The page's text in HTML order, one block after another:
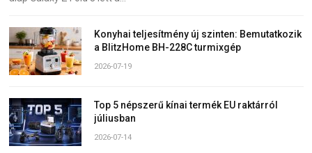
Konyhai teljesítmény új szinten: Bemutatkozik
a BlitzHome BH-228C turmixgép
2026-07-19
Top 5 népszerű kínai termék EU raktárról
júliusban
2026-07-14